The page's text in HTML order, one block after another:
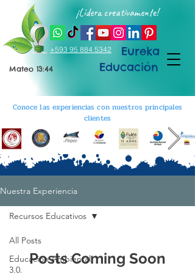
Eureka
Educación
Mateo 13:44
¡Lidera creativamente!
+593 95 884 5342
Conoce las experiencias con nuestros principales
clientes
Nuestra Experiencia
All Posts
Educación Ambiental
3.0.
Recursos Educativos
Posts Coming Soon